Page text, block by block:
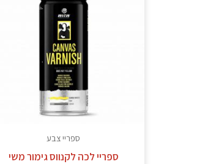
ספריי צבע
ספריי לכה לקנווס גימור משי